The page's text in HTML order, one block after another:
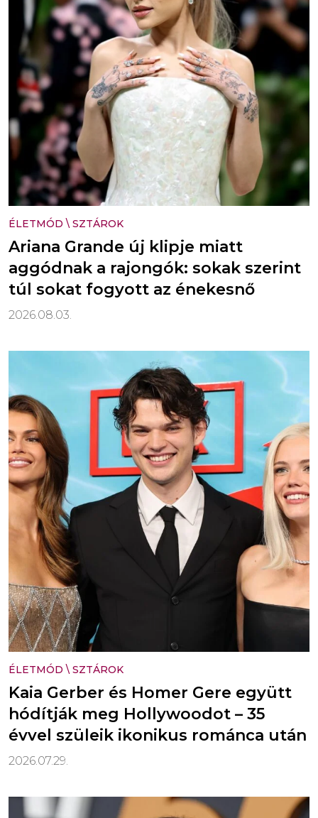
ÉLETMÓD \ SZTÁROK
Ariana Grande új klipje miatt
aggódnak a rajongók: sokak szerint
túl sokat fogyott az énekesnő
2026.08.03.
ÉLETMÓD \ SZTÁROK
Kaia Gerber és Homer Gere együtt
hódítják meg Hollywoodot – 35
évvel szüleik ikonikus románca után
2026.07.29.